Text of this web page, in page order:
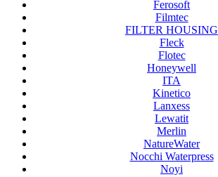
Ferosoft
Filmtec
FILTER HOUSING
Fleck
Flotec
Honeywell
ITA
Kinetico
Lanxess
Lewatit
Merlin
NatureWater
Nocchi Waterpress
Noyi